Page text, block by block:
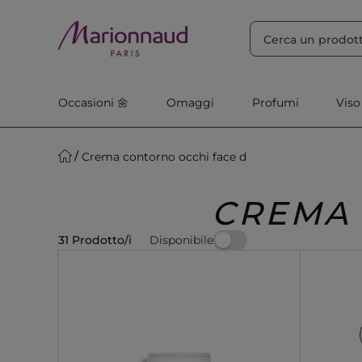
Occasioni 🌼 Omaggi Profumi Viso
Crema contorno occhi face d
31 Prodotto/i Disponibile